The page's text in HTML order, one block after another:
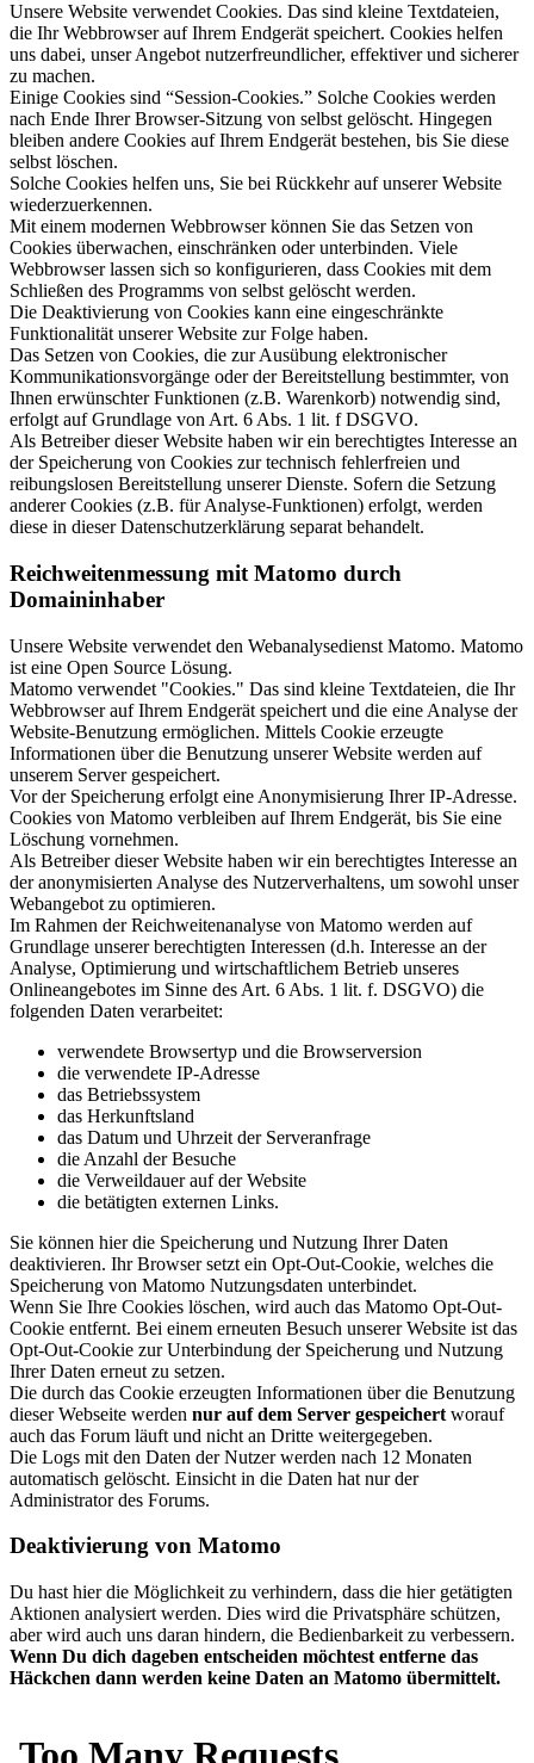
Unsere Website verwendet Cookies. Das sind kleine Textdateien,
die Ihr Webbrowser auf Ihrem Endgerät speichert. Cookies helfen
uns dabei, unser Angebot nutzerfreundlicher, effektiver und sicherer
zu machen.
Einige Cookies sind “Session-Cookies.” Solche Cookies werden
nach Ende Ihrer Browser-Sitzung von selbst gelöscht. Hingegen
bleiben andere Cookies auf Ihrem Endgerät bestehen, bis Sie diese
selbst löschen.
Solche Cookies helfen uns, Sie bei Rückkehr auf unserer Website
wiederzuerkennen.
Mit einem modernen Webbrowser können Sie das Setzen von
Cookies überwachen, einschränken oder unterbinden. Viele
Webbrowser lassen sich so konfigurieren, dass Cookies mit dem
Schließen des Programms von selbst gelöscht werden.
Die Deaktivierung von Cookies kann eine eingeschränkte
Funktionalität unserer Website zur Folge haben.
Das Setzen von Cookies, die zur Ausübung elektronischer
Kommunikationsvorgänge oder der Bereitstellung bestimmter, von
Ihnen erwünschter Funktionen (z.B. Warenkorb) notwendig sind,
erfolgt auf Grundlage von Art. 6 Abs. 1 lit. f DSGVO.
Als Betreiber dieser Website haben wir ein berechtigtes Interesse an
der Speicherung von Cookies zur technisch fehlerfreien und
reibungslosen Bereitstellung unserer Dienste. Sofern die Setzung
anderer Cookies (z.B. für Analyse-Funktionen) erfolgt, werden
diese in dieser Datenschutzerklärung separat behandelt.
Reichweitenmessung mit Matomo durch
Domaininhaber
Unsere Website verwendet den Webanalysedienst Matomo. Matomo
ist eine Open Source Lösung.
Matomo verwendet "Cookies." Das sind kleine Textdateien, die Ihr
Webbrowser auf Ihrem Endgerät speichert und die eine Analyse der
Website-Benutzung ermöglichen. Mittels Cookie erzeugte
Informationen über die Benutzung unserer Website werden auf
unserem Server gespeichert.
Vor der Speicherung erfolgt eine Anonymisierung Ihrer IP-Adresse.
Cookies von Matomo verbleiben auf Ihrem Endgerät, bis Sie eine
Löschung vornehmen.
Als Betreiber dieser Website haben wir ein berechtigtes Interesse an
der anonymisierten Analyse des Nutzerverhaltens, um sowohl unser
Webangebot zu optimieren.
Im Rahmen der Reichweitenanalyse von Matomo werden auf
Grundlage unserer berechtigten Interessen (d.h. Interesse an der
Analyse, Optimierung und wirtschaftlichem Betrieb unseres
Onlineangebotes im Sinne des Art. 6 Abs. 1 lit. f. DSGVO) die
folgenden Daten verarbeitet:
verwendete Browsertyp und die Browserversion
die verwendete IP-Adresse
das Betriebssystem
das Herkunftsland
das Datum und Uhrzeit der Serveranfrage
die Anzahl der Besuche
die Verweildauer auf der Website
die betätigten externen Links.
Sie können hier die Speicherung und Nutzung Ihrer Daten
deaktivieren. Ihr Browser setzt ein Opt-Out-Cookie, welches die
Speicherung von Matomo Nutzungsdaten unterbindet.
Wenn Sie Ihre Cookies löschen, wird auch das Matomo Opt-Out-
Cookie entfernt. Bei einem erneuten Besuch unserer Website ist das
Opt-Out-Cookie zur Unterbindung der Speicherung und Nutzung
Ihrer Daten erneut zu setzen.
Die durch das Cookie erzeugten Informationen über die Benutzung
dieser Webseite werden nur auf dem Server gespeichert worauf
auch das Forum läuft und nicht an Dritte weitergegeben.
Die Logs mit den Daten der Nutzer werden nach 12 Monaten
automatisch gelöscht. Einsicht in die Daten hat nur der
Administrator des Forums.
Deaktivierung von Matomo
Du hast hier die Möglichkeit zu verhindern, dass die hier getätigten
Aktionen analysiert werden. Dies wird die Privatsphäre schützen,
aber wird auch uns daran hindern, die Bedienbarkeit zu verbessern.
Wenn Du dich dageben entscheiden möchtest entferne das
Häckchen dann werden keine Daten an Matomo übermittelt.